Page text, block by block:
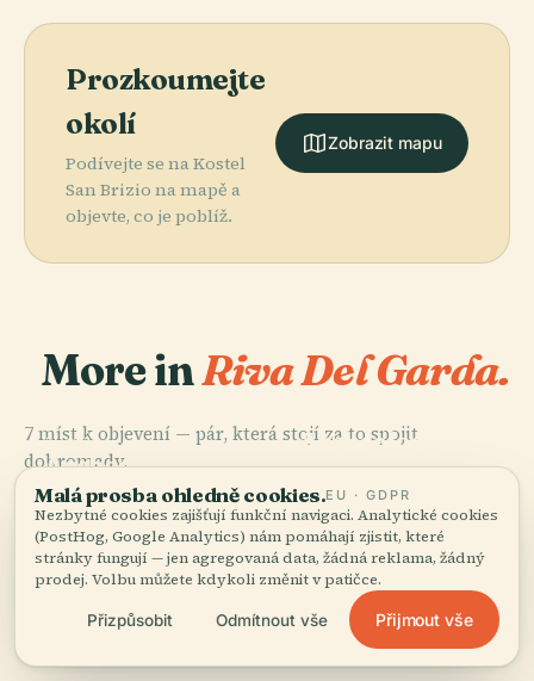
Prozkoumejte
okolí
Podívejte se na Kostel
San Brizio na mapě a
objevte, co je poblíž.
Zobrazit mapu
More inRiva Del Garda.
7 míst k objevení — pár, která stojí za to spojit
dohromady.
PLACE
Rocca Di Riva
Archeologická
Oblast Hory
San Martino
PLACE
Archeologická
Oblast San
Cassiano
PLACE
Městské Brány
V Riva Del
Garda
Všech 7 míst v Riva Del Garda
Malá prosba ohledně cookies.EU · GDPR
Nezbytné cookies zajišťují funkční navigaci. Analytické cookies
(PostHog, Google Analytics) nám pomáhají zjistit, které
stránky fungují — jen agregovaná data, žádná reklama, žádný
prodej. Volbu můžete kdykoli změnit v patičce.
Přizpůsobit Odmítnout vše Přijmout vše